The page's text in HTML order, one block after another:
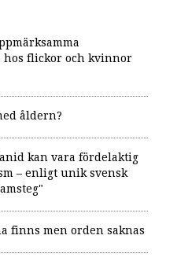
hos flickor och kvinnor
åldern?
kan vara fördelaktig
– enligt unik svensk
finns men orden saknas